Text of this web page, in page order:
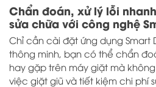
Chẩn đoán, xử lý lỗi
sửa chữa với công nghệ
Chỉ cần cài đặt ứng dụng Smart
thông minh, bạn có thể chẩn
hay gặp trên máy giặt mà
việc giặt giũ và tiết kiệm chi phí